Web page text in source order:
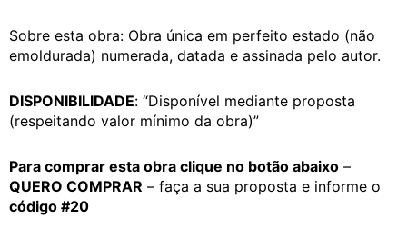
Sobre esta obra: Obra única em perfeito estado (não
emoldurada) numerada, datada e assinada pelo autor.
DISPONIBILIDADE: “Disponível mediante proposta
(respeitando valor mínimo da obra)”
Para comprar esta obra clique no botão abaixo –
QUERO COMPRAR – faça a sua proposta e informe o
código #20